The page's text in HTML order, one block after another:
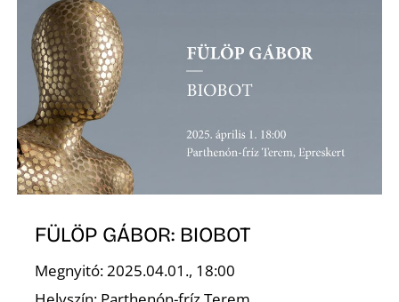
FÜLÖP GÁBOR: BIOBOT
Megnyitó: 2025.04.01., 18:00